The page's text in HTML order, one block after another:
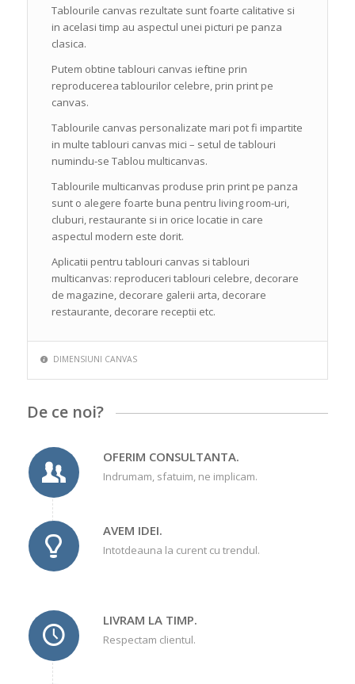
Tablourile canvas rezultate sunt foarte calitative si
in acelasi timp au aspectul unei picturi pe panza
clasica.
Putem obtine tablouri canvas ieftine prin
reproducerea tablourilor celebre, prin print pe
canvas.
Tablourile canvas personalizate mari pot fi impartite
in multe tablouri canvas mici – setul de tablouri
numindu-se Tablou multicanvas.
Tablourile multicanvas produse prin print pe panza
sunt o alegere foarte buna pentru living room-uri,
cluburi, restaurante si in orice locatie in care
aspectul modern este dorit.
Aplicatii pentru tablouri canvas si tablouri
multicanvas: reproduceri tablouri celebre, decorare
de magazine, decorare galerii arta, decorare
restaurante, decorare receptii etc.
DIMENSIUNI CANVAS
De ce noi?
OFERIM CONSULTANTA.
Indrumam, sfatuim, ne implicam.
AVEM IDEI.
Intotdeauna la curent cu trendul.
LIVRAM LA TIMP.
Respectam clientul.